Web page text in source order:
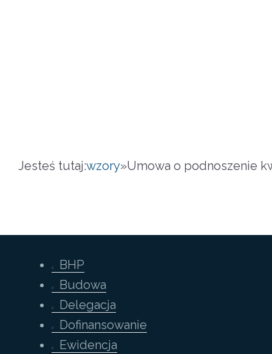
Jesteś tutaj:wzory»Umowa o podnoszenie
BHP
Budowa
Delegacja
Dofinansowanie
Ewidencja